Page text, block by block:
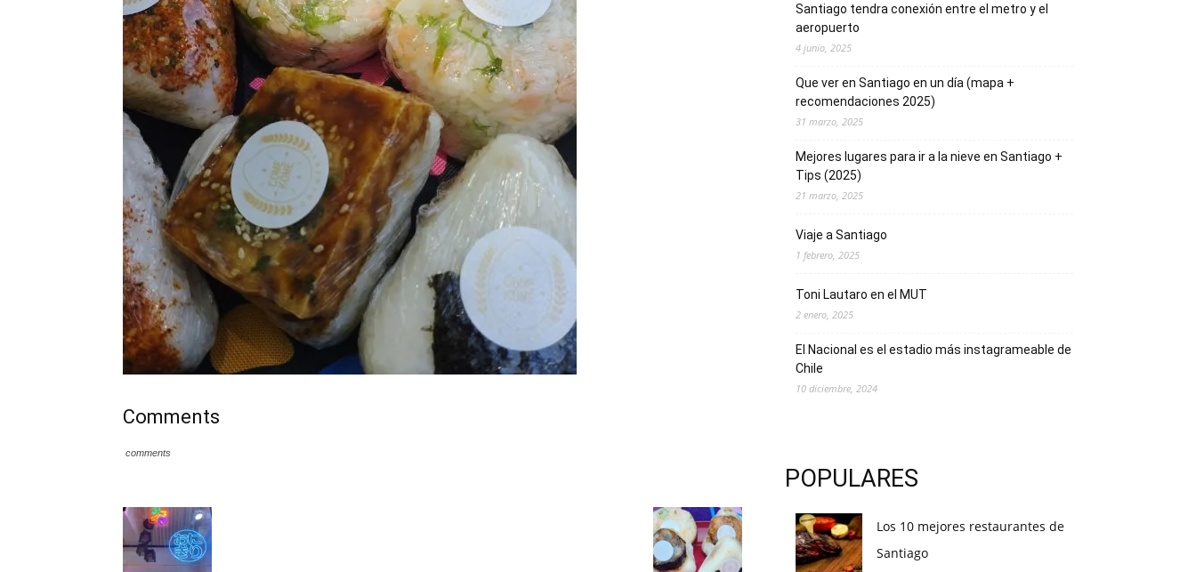
Comments
comments
Santiago tendra conexión entre el metro y el
aeropuerto
4 junio, 2025
Que ver en Santiago en un día (mapa +
recomendaciones 2025)
31 marzo, 2025
Mejores lugares para ir a la nieve en Santiago +
Tips (2025)
21 marzo, 2025
Viaje a Santiago
1 febrero, 2025
Toni Lautaro en el MUT
2 enero, 2025
El Nacional es el estadio más instagrameable de
Chile
10 diciembre, 2024
POPULARES
Los 10 mejores restaurantes de
Santiago